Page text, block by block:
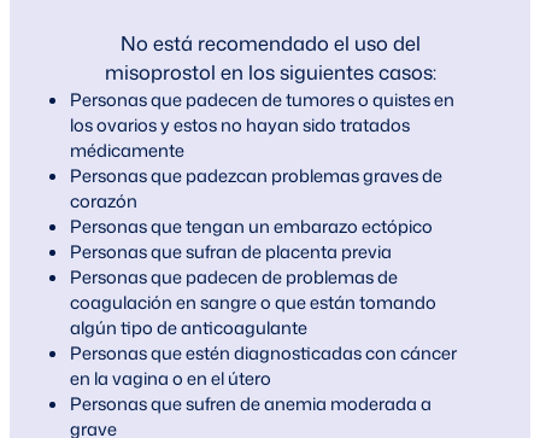
No está recomendado el uso del
misoprostol en los siguientes casos:
Personas que padecen de tumores o quistes en
los ovarios y estos no hayan sido tratados
médicamente
Personas que padezcan problemas graves de
corazón
Personas que tengan un embarazo ectópico
Personas que sufran de placenta previa
Personas que padecen de problemas de
coagulación en sangre o que están tomando
algún tipo de anticoagulante
Personas que estén diagnosticadas con cáncer
en la vagina o en el útero
Personas que sufren de anemia moderada a
grave